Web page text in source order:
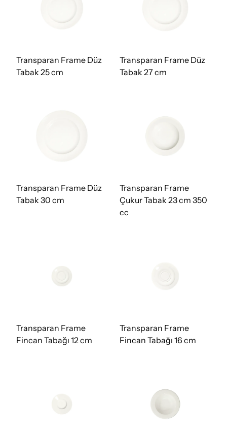
Transparan Frame Düz
Tabak 25 cm
Transparan Frame Düz
Tabak 27 cm
Transparan Frame Düz
Tabak 30 cm
Transparan Frame
Çukur Tabak 23 cm 350
cc
Transparan Frame
Fincan Tabağı 12 cm
Transparan Frame
Fincan Tabağı 16 cm